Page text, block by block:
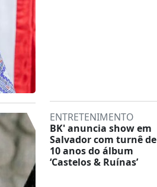
ENTRETENIMENTO
BK' anuncia show em
Salvador com turnê de
10 anos do álbum
‘Castelos & Ruínas’